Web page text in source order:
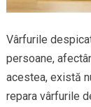
Vârfurile
persoane,
acestea, există
repara vârfurile